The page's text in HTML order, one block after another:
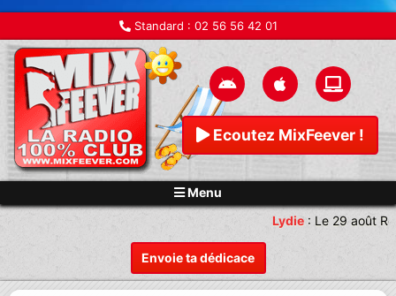
Standard : 02 56 56 42 01
Ecoutez MixFeever !
Menu
Envoie ta dédicace
Lydie:Le 29 août